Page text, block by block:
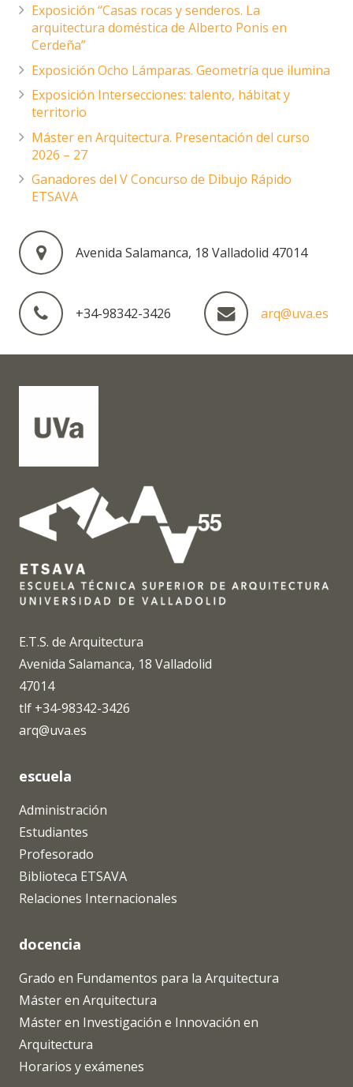
Exposición “Casas rocas y senderos. La
arquitectura doméstica de Alberto Ponis en
Cerdeña”
Exposición Ocho Lámparas. Geometría que ilumina
Exposición Intersecciones: talento, hábitat y
territorio
Máster en Arquitectura. Presentación del curso
2026 – 27
Ganadores del V Concurso de Dibujo Rápido
ETSAVA
Avenida Salamanca, 18 Valladolid 47014
+34-98342-3426 arq@uva.es
E.T.S. de Arquitectura
Avenida Salamanca, 18 Valladolid
47014
tlf +34-98342-3426
arq@uva.es
escuela
Administración
Estudiantes
Profesorado
Biblioteca ETSAVA
Relaciones Internacionales
docencia
Grado en Fundamentos para la Arquitectura
Máster en Arquitectura
Máster en Investigación e Innovación en
Arquitectura
Horarios y exámenes